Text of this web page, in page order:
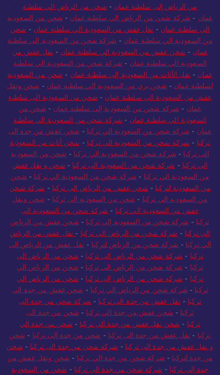
من الرياض إلى سلطنة عمان - شحن من الرياض الي سلطنة
عمان - شركة شحن من الرياض الي سلطنة عمان - شحن من السعودية
الي سلطنة عمان - نقل عفش من السعودية الي سلطنة عمان - شحن
من السعودية الي سلطنة عمان - شركة شحن من السعودية إلى سلطنة
عمان - شحن عفش من السعودية الي سلطنة عمان - نقل عفش من
السعودية الي سلطنة عمان - شركة شحن من السعودية الي سلطنة
عمان - نقل الأثاث من السعودية إلى سلطنة عمان - شحن من السعودية
لسلطنة عمان - شحن بري من السعودية الي سلطنة عمان - شحن ونقل
عفش من السعودية الي سلطنة عمان - شحن من السعودية الى سلطنة
عمان - شركة شحن من السعودية إلى سلطنة عمان - شحن من
السعودية الي سلطنة عمان - شركة شحن من السعودية الي سلطنة
عمان - شركة شحن من السعودية الي تركيا - شحن عفش من جدة الى
تركيا - شركة شحن من السعودية الي تركيا - شحن أثاث من السعودية
الى تركيا - شركة شحن من السعودية الي تركيا - شحن من السعودية
الي تركيا - شركة شحن من السعودية الى تركيا - شحن و نقل عفش
من السعودية الي تركيا - شركة شحن من السعودية الي تركيا - شحن
من السعودية لتركيا - شحن عفش من الرياض الى تركيا - شركة شحن
من السعودية الي تركيا - شحن من السعودية الى تركيا - شحن ونقل
عفش من السعودية الي تركيا - شركة شحن من السعودية الى
تركيا - شركة شحن من السعودية إلى تركيا - شحن عفش من الرياض
الى تركيا - شركة شحن من الرياض الي تركيا - نقل عفش من الرياض
الي تركيا - شركة شحن من الرياض لتركيا - نقل عفش من الرياض الى
تركيا - شركة شحن من الرياض الى تركيا - شحن من الرياض الى
تركيا - شركة شحن من الرياض الى تركيا - شحن من الرياض الي
تركيا - شركة شحن من الرياض إلى تركيا - شحن من الرياض الي
تركيا - شركة شحن من الرياض الي تركيا - شحن عفش من جدة الى
تركيا - نقل عفش من جدة الى تركيا - شركة شحن من جدة الى
تركيا - شحن عفش من جدة الي تركيا - شحن من جدة الى
تركيا - شحن نقل عفش من جدة الى تركيا - شحن من جدة الي
تركيا - نقل عفش من جدة الى تركيا - شحن من جدة إلى تركيا - شحن
و نقل عفش من جدة الى تركيا - شركة شحن من جدة الى تركيا - شحن
من جدة لتركيا - شركة شحن من جدة الي تركيا - شحن ونقل عفش من
جدة إلى تركيا - شركة شحن من جدة الي تركيا - شحن من السعودية